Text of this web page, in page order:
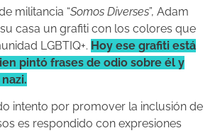
militancia “Somos Diverses”, Adam
casa un grafiti con los colores que
LGBTIQ+. Hoy ese grafiti está
pintó frases de odio sobre él y
intento por promover la inclusión de
es respondido con expresiones